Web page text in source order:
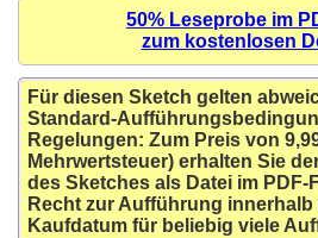
50% Leseprobe im
zum kostenlosen
Für diesen Sketch gelten
Standard-
Regelungen: Zum Preis von
Mehrwertsteuer) erhalten Sie
des Sketches als Datei im PDF-
Recht zur Aufführung innerhalb
Kaufdatum für beliebig viele